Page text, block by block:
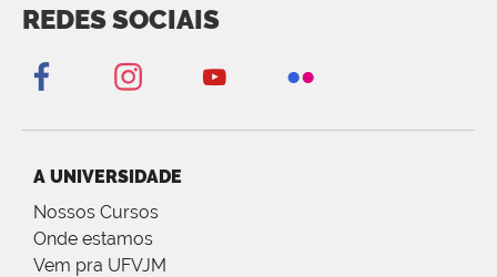
REDES SOCIAIS
A UNIVERSIDADE
Nossos Cursos
Onde estamos
Vem pra UFVJM